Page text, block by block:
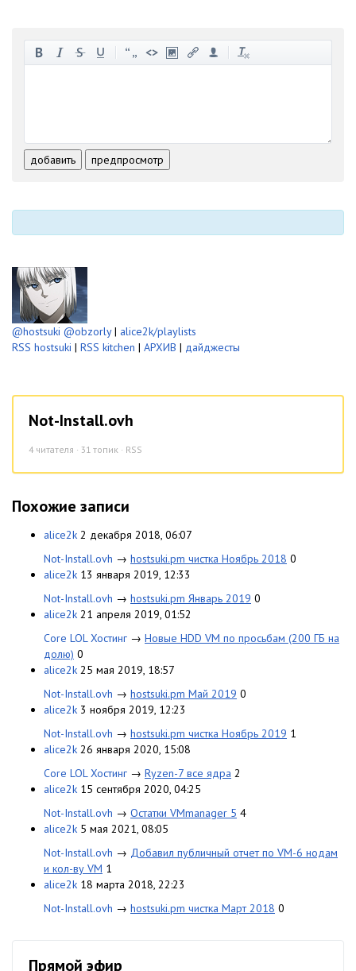
-
-
-
добавить предпросмотр
@hostsuki @obzorly| alice2k/playlists
RSS hostsuki | RSS kitchen | АРХИВ | дайджесты
Not-Install.ovh
4читателя · 31 топик · RSS
Похожие записи
alice2k 2 декабря 2018, 06:07
Not-Install.ovh → hostsuki.pm чистка Ноябрь 2018 0
alice2k 13 января 2019, 12:33
Not-Install.ovh → hostsuki.pm Январь 2019 0
alice2k 21 апреля 2019, 01:52
Core LOL Хостинг → Новые HDD VM по просьбам (200 ГБ на
долю) 0
alice2k 25 мая 2019, 18:57
Not-Install.ovh → hostsuki.pm Май 2019 0
alice2k 3 ноября 2019, 12:23
Not-Install.ovh → hostsuki.pm чистка Ноябрь 2019 1
alice2k 26 января 2020, 15:08
Core LOL Хостинг → Ryzen-7 все ядра 2
alice2k 15 сентября 2020, 04:25
Not-Install.ovh → Остатки VMmanager 5 4
alice2k 5 мая 2021, 08:05
Not-Install.ovh → Добавил публичный отчет по VM-6 нодам
и кол-ву VM 1
alice2k 18 марта 2018, 22:23
Not-Install.ovh → hostsuki.pm чистка Март 2018 0
Прямой эфир